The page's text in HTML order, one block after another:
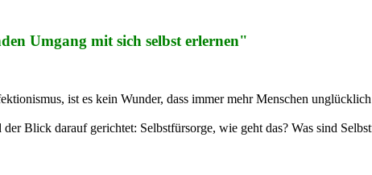
Umgang mit sich selbst erlernen"
ist es kein Wunder, dass immer mehr Menschen
Blick darauf gerichtet: Selbstfürsorge, wie geht das? Was sind